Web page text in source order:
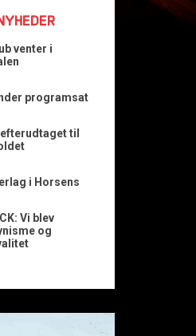
venter i
programsat
til
i Horsens
Vi blev
og